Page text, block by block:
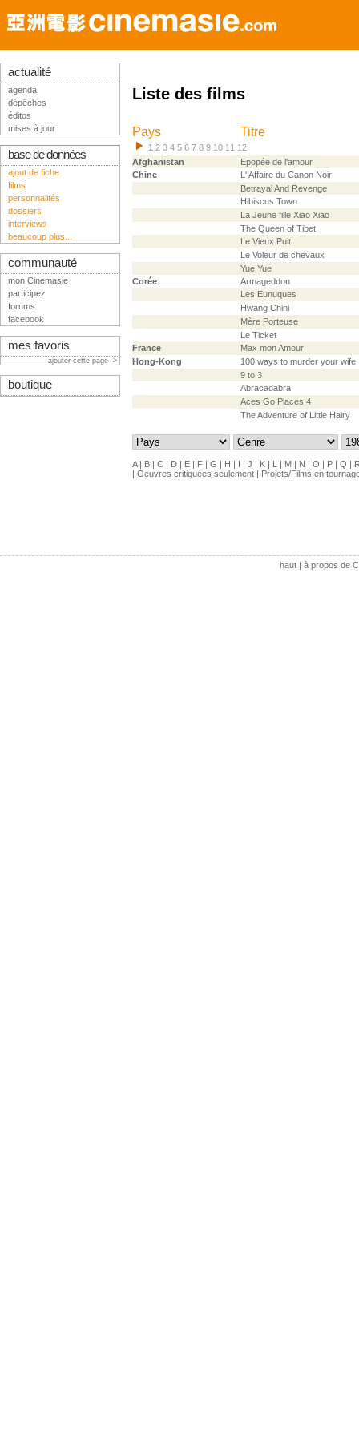
Liste des films
Pays Titre
1 2 3 4 5 6 7 8 9 10 11 12
Afghanistan
Epopée de l'amour
Chine
L' Affaire du Canon Noir
Betrayal And Revenge
Hibiscus Town
La Jeune fille Xiao Xiao
The Queen of Tibet
Le Vieux Puit
Le Voleur de chevaux
Yue Yue
Corée
Armageddon
Les Eunuques
Hwang Chini
Mère Porteuse
Le Ticket
France
Max mon Amour
Hong-Kong
100 ways to murder your wife
9 to 3
Abracadabra
Aces Go Places 4
The Adventure of Little Hairy
A| B | C | D | E | F | G | H | I | J | K | L | M | N | O | P | Q |
| Oeuvres critiquées seulement | Projets/Films en
actualité
agenda
dépêches
éditos
mises à jour
base de données
ajout de fiche
films
personnalités
dossiers
interviews
beaucoup plus...
communauté
mon Cinemasie
participez
forums
facebook
mes favoris
ajouter cette page ->
boutique
haut| à propos de